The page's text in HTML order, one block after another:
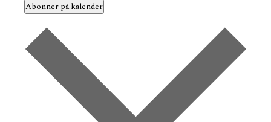
Abonner på kalender